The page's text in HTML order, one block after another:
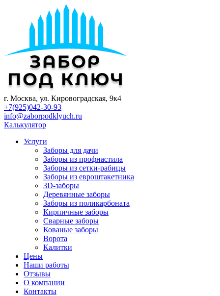
г. Mocквa, ул. Кировоградская, 9к4
+7(925)042-30-93
info@zaborpodklyuch.ru
Калькулятор
Услуги
Заборы для дачи
Заборы из профнастила
Заборы из сетки-рабицы
Заборы из евроштакетника
3D-заборы
Деревянные заборы
Заборы из поликарбоната
Кирпичные заборы
Сварные заборы
Кованые заборы
Ворота
Калитки
Цены
Наши работы
Отзывы
О компании
Контакты